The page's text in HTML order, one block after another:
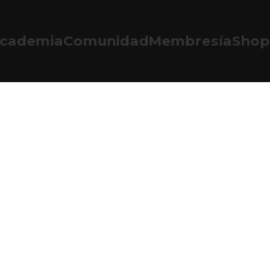
ComunidadMembresíaShop
una publicación relacionada.